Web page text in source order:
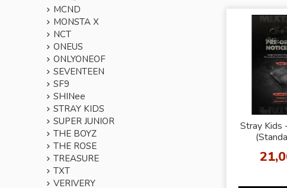
Stray Kids
MCND
MONSTA X
NCT
ONEUS
ONLYONEOF
SEVENTEEN
SF9
SHINee
STRAY KIDS
SUPER JUNIOR
THE BOYZ
THE ROSE
TREASURE
TXT
VERIVERY